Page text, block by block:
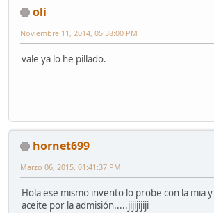
oli
Noviembre 11, 2014, 05:38:00 PM
vale ya lo he pillado.
hornet699
Marzo 06, 2015, 01:41:37 PM
Hola ese mismo invento lo probe con la mia
aceite por la admisión.....jijijijiji